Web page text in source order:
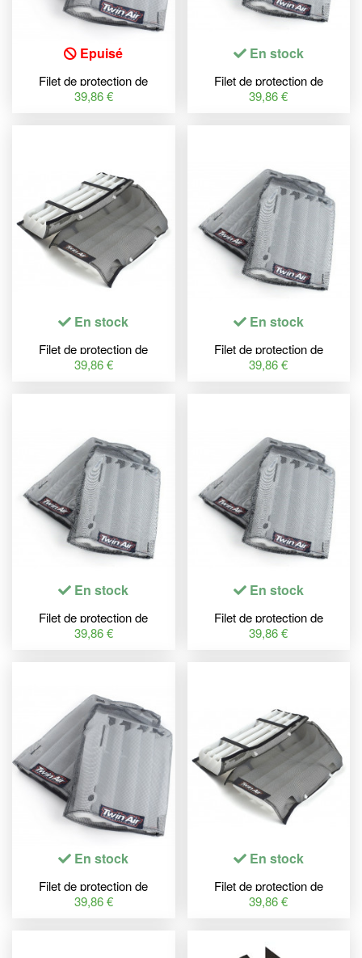
Epuisé
Filet de protection de
radiateur TWINAIR nylon -
39,86 €
En stock
Filet de protection de
radiateur TWINAIR nylon -
39,86 €
En stock
Filet de protection de
radiateur TWINAIR nylon -
39,86 €
En stock
Filet de protection de
radiateur TWINAIR nylon -
39,86 €
En stock
Filet de protection de
radiateur TWINAIR nylon -
39,86 €
En stock
Filet de protection de
radiateur TWINAIR nylon -
39,86 €
En stock
Filet de protection de
radiateur TWINAIR nylon -
39,86 €
En stock
Filet de protection de
radiateur TWINAIR nylon -
39,86 €